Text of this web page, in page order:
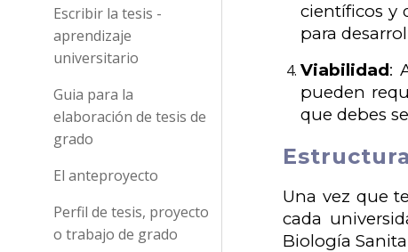
Escribir la tesis -
aprendizaje
universitario
Guia para la
elaboración de tesis de
grado
El anteproyecto
Perfil de tesis, proyecto
o trabajo de grado
científicos y
para
Viabilidad:
pueden
que debes
Una vez que
cada
Biología